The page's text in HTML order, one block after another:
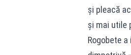
și pleacă
și mai utile
Rogobete